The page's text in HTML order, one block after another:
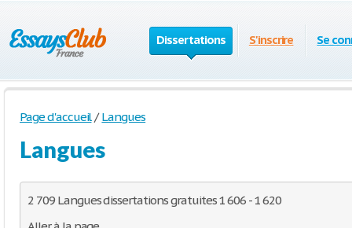
Dissertations S'inscrire Se
Page d'accueil / Langues
Langues
2 709 Langues dissertations gratuites 1 606 - 1 620